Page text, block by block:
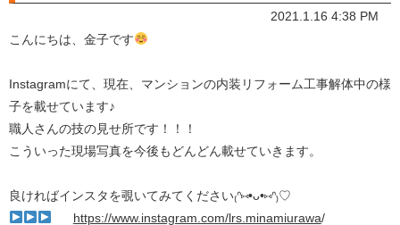
2021.1.16 4:38 PM
こんにちは、金子です
Instagramにて、現在、マンションの内装リフォーム工事解体中の様
子を載せています♪
職人さんの技の見せ所です！！！
こういった現場写真を今後もどんどん載せていきます。
良ければインスタを覗いてみてください₍ᐢ⑅•ᴗ•⑅ᐢ₎♡
https://www.instagram.com/lrs.minamiurawa/